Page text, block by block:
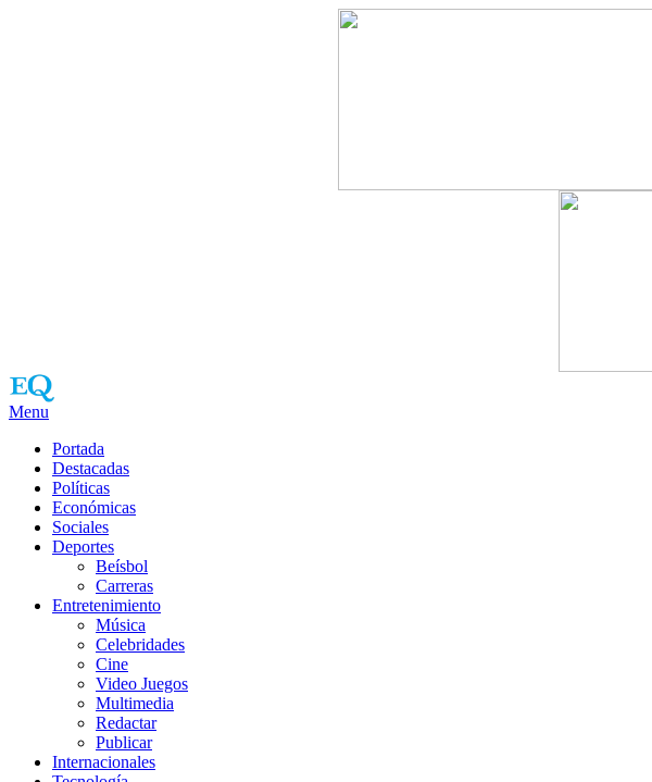
Menu
Portada
Destacadas
Políticas
Económicas
Sociales
Deportes
Beísbol
Carreras
Entretenimiento
Música
Celebridades
Cine
Video Juegos
Multimedia
Redactar
Publicar
Internacionales